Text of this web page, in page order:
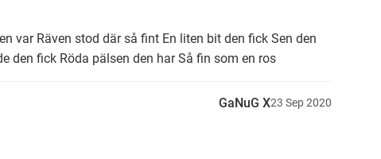
var Räven stod där så fint En liten bit den fick Sen den
den fick Röda pälsen den har Så fin som en ros
GaNuG X23 Sep2020